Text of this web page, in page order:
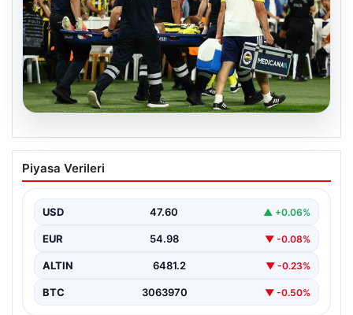
05.08.2026
Fenerbahçe’de Sturm Graz maçında
Oosterwolde’den kahreden haber!
Piyasa Verileri
USD 47.60 ▲ +0.06%
EUR 54.98 ▼ -0.08%
ALTIN 6481.2 ▼ -0.23%
BTC 3063970 ▼ -0.50%